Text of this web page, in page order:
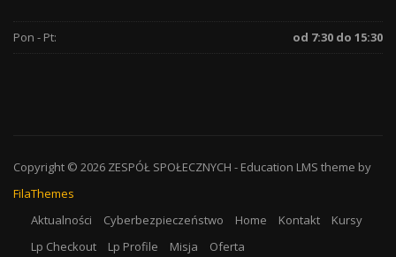
Pon - Pt: od 7:30 do 15:30
Copyright © 2026 ZESPÓŁ SPOŁECZNYCH - Education LMS theme by
FilaThemes
Aktualności
Cyberbezpieczeństwo Home Kontakt
Kursy
Lp Checkout
Lp Profile Misja Oferta